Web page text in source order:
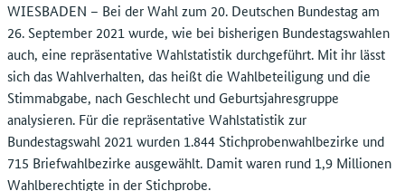
WIESBADEN – Bei der Wahl zum 20. Deutschen Bundestag am
26. September 2021 wurde, wie bei bisherigen Bundestagswahlen
auch, eine repräsentative Wahlstatistik durchgeführt. Mit ihr lässt
sich das Wahlverhalten, das heißt die Wahlbeteiligung und die
Stimmabgabe, nach Geschlecht und Geburtsjahresgruppe
analysieren. Für die repräsentative Wahlstatistik zur
Bundestagswahl 2021 wurden 1.844 Stichprobenwahlbezirke und
715 Briefwahlbezirke ausgewählt. Damit waren rund 1,9 Millionen
Wahlberechtigte in der Stichprobe.